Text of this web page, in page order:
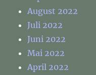
August 2022
Juli 2022
Juni 2022
Mai 2022
April 2022